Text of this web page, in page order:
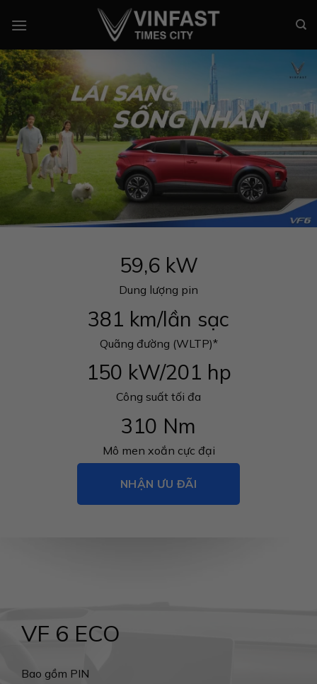
đến
dung
59,6 kW
Dung lượng pin
381 km/lần sạc
Quãng đường (WLTP)*
150 kW/201 hp
Công suất tối đa
310 Nm
Mô men xoắn cực đại
NHẬN ƯU ĐÃI
VF 6 ECO
Bao gồm PIN